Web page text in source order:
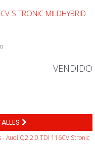
S TRONIC MILDHYBRID
VENDIDO